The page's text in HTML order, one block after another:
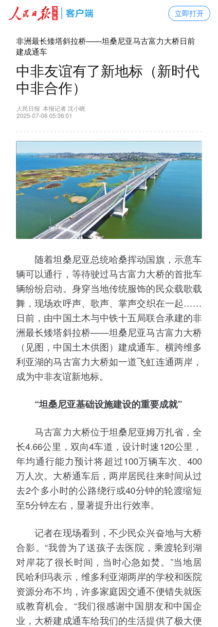
非洲最长矮塔斜拉桥——坦桑尼亚马古富力大桥日前
建成通车
中非友谊有了新地标（新时代
中非合作）
人民日报 本报记者 沈小晓
2025-07-06 05:36:01
随着坦桑尼亚总统哈桑挥动国旗，示意车
辆可以通行，等待驶过马古富力大桥的首批车
辆纷纷启动。身穿当地传统服饰的民众载歌载
舞，现场欢呼声、歌声、掌声交织在一起……
日前，由中国土木与中铁十五局联合承建的非
洲最长矮塔斜拉桥——坦桑尼亚马古富力大桥
（见图，中国土木供图）建成通车。横跨维多
利亚湖的马古富力大桥如一道飞虹连通两岸，
成为中非友谊新地标。
“坦桑尼亚基础设施建设的重要成就”
马古富力大桥位于坦桑尼亚姆万扎省，全
长4.66公里，双向4车道，设计时速120公里，
年均通行能力预计将超过100万辆车次、400
万人次。大桥通车后，两岸居民往来时间从过
去2个多小时的公路绕行或40分钟的轮渡缩短
至5分钟左右，显著提升出行效率。
记者在现场看到，不少民众兴奋地与大桥
合影。“我曾为了送孩子去医院，乘渡轮到湖
对岸花了很长时间，当时心急如焚。”当地居
民哈利玛表示，维多利亚湖两岸的学校和医院
资源分布不均，许多家庭因交通不便错失就医
或教育机会。“我们很感谢中国朋友和中国企
业，大桥建成通车给我们的生活提供了极大便
立即打开